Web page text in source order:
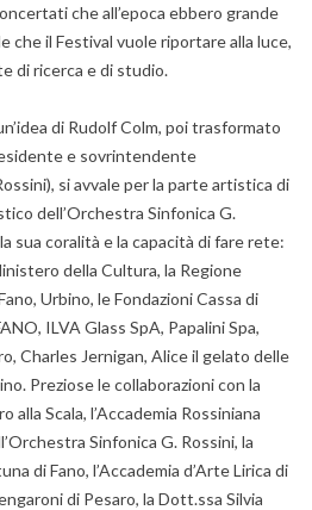
che all’epoca ebbero grande
che il Festival vuole riportare alla luce,
di ricerca e di studio.
di Rudolf Colm, poi trasformato
e sovrintendente
si avvale per la parte artistica di
dell’Orchestra Sinfonica G.
sua coralità e la capacità di fare rete:
della Cultura, la Regione
Urbino, le Fondazioni Cassa di
ILVA Glass SpA, Papalini Spa,
Charles Jernigan, Alice il gelato delle
Preziose le collaborazioni con la
alla Scala, l’Accademia Rossiniana
Sinfonica G. Rossini, la
di Fano, l’Accademia d’Arte Lirica di
di Pesaro, la Dott.ssa Silvia